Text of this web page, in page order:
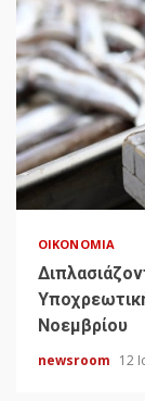
ΟΙΚΟΝΟΜΊΑ
Νοεμβρίου
newsroom 12